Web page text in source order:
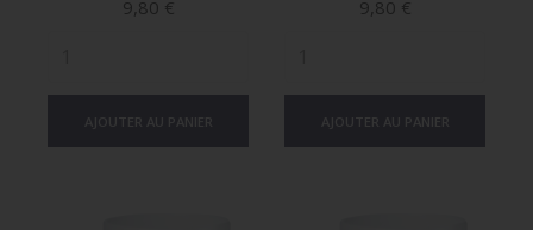
Prix
9,80 € Prix
9,80 €